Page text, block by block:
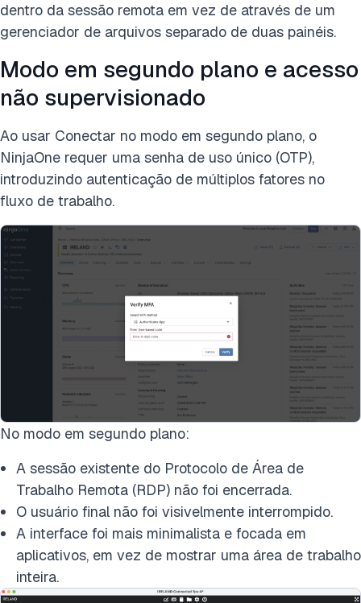
dentro da sessão remota em vez de através de um
gerenciador de arquivos separado de duas painéis.
Modo em segundo plano e acesso
não supervisionado
Ao usar Conectar no modo em segundo plano, o
NinjaOne requer uma senha de uso único (OTP),
introduzindo autenticação de múltiplos fatores no
fluxo de trabalho.
No modo em segundo plano:
A sessão existente do Protocolo de Área de
Trabalho Remota (RDP) não foi encerrada.
O usuário final não foi visivelmente interrompido.
A interface foi mais minimalista e focada em
aplicativos, em vez de mostrar uma área de trabalho
inteira.